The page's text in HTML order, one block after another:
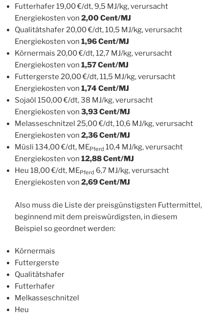
Futterhafer 19,00 €/dt, 9,5 MJ/kg, verursacht
Energiekosten von 2,00 Cent/MJ
Qualitätshafer 20,00 €/dt, 10,5 MJ/kg, verursacht
Energiekosten von 1,96 Cent/MJ
Körnermais 20,00 €/dt, 12,7 MJ/kg, verursacht
Energiekosten von 1,57 Cent/MJ
Futtergerste 20,00 €/dt, 11,5 MJ/kg, verursacht
Energiekosten von 1,74 Cent/MJ
Sojaöl 150,00 €/dt, 38 MJ/kg, verursacht
Energiekosten von 3,93 Cent/MJ
Melasseschnitzel 25,00 €/dt, 10,6 MJ/kg, verursacht
Energiekosten von 2,36 Cent/MJ
Müsli 134,00 €/dt, MEPferd 10,4 MJ/kg, verursacht
Energiekosten von 12,88 Cent/MJ
Heu 18,00 €/dt, MEPferd 6,7 MJ/kg, verursacht
Energiekosten von 2,69 Cent/MJ
Also muss die Liste der preisgünstigsten Futtermittel,
beginnend mit dem preiswürdigsten, in diesem
Beispiel so geordnet werden:
Körnermais
Futtergerste
Qualitätshafer
Futterhafer
Melkasseschnitzel
Heu